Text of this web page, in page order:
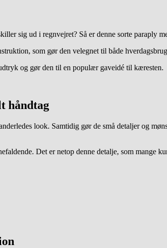
sig ud i regnvejret? Så er denne sorte paraply
som gør den velegnet til både
og gør den til en populær gaveidé til kæresten.
håndtag
look. Samtidig gør de små detaljer og
Det er netop denne detalje, som mange